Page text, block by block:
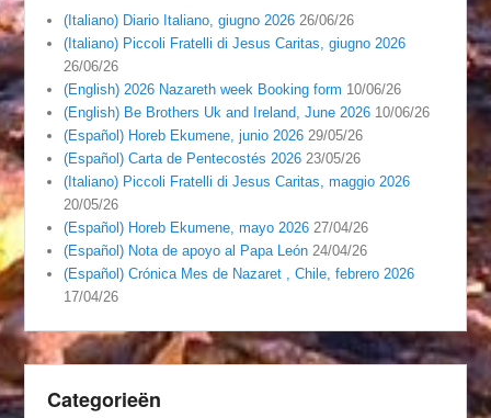
(Italiano) Diario Italiano, giugno 2026 26/06/26
(Italiano) Piccoli Fratelli di Jesus Caritas, giugno 2026
26/06/26
(English) 2026 Nazareth week Booking form 10/06/26
(English) Be Brothers Uk and Ireland, June 2026 10/06/26
(Español) Horeb Ekumene, junio 2026 29/05/26
(Español) Carta de Pentecostés 2026 23/05/26
(Italiano) Piccoli Fratelli di Jesus Caritas, maggio 2026
20/05/26
(Español) Horeb Ekumene, mayo 2026 27/04/26
(Español) Nota de apoyo al Papa León 24/04/26
(Español) Crónica Mes de Nazaret , Chile, febrero 2026
17/04/26
Categorieën